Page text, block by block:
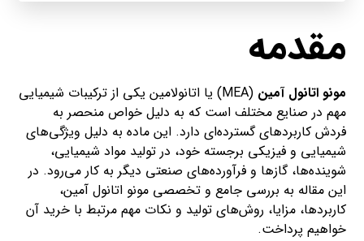
مقدمه
مونو اتانول آمین
(MEA) یا اتانولامین یکی از ترکیبات شیمیایی
مهم در صنایع مختلف است که به دلیل خواص منحصر به
فردش کاربردهای گسترده‌ای دارد. این ماده به دلیل ویژگی‌های
شیمیایی و فیزیکی برجسته خود، در تولید مواد شیمیایی،
شوینده‌ها، گازها و فرآورده‌های صنعتی دیگر به کار می‌رود. در
این مقاله به بررسی جامع و تخصصی مونو اتانول آمین،
کاربردها، مزایا، روش‌های تولید و نکات مهم مرتبط با خرید آن
خواهیم پرداخت.